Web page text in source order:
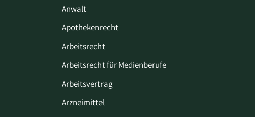
Anwalt
Apothekenrecht
Arbeitsrecht
Arbeitsrecht für Medienberufe
Arbeitsvertrag
Arzneimittel